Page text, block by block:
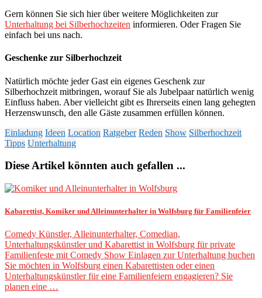
Gern können Sie sich hier über weitere Möglichkeiten zur
Unterhaltung bei Silberhochzeiten informieren. Oder Fragen Sie
einfach bei uns nach.
Geschenke zur Silberhochzeit
Natürlich möchte jeder Gast ein eigenes Geschenk zur
Silberhochzeit mitbringen, worauf Sie als Jubelpaar natürlich wenig
Einfluss haben. Aber vielleicht gibt es Ihrerseits einen lang gehegten
Herzenswunsch, den alle Gäste zusammen erfüllen können.
Einladung Ideen Location Ratgeber Reden Show Silberhochzeit
Tipps Unterhaltung
Diese Artikel könnten auch gefallen ...
Kabarettist, Komiker und Alleinunterhalter in Wolfsburg für Familienfeier
Comedy Künstler, Alleinunterhalter, Comedian,
Unterhaltungskünstler und Kabarettist in Wolfsburg für private
Familienfeste mit Comedy Show Einlagen zur Unterhaltung buchen
Sie möchten in Wolfsburg einen Kabarettisten oder einen
Unterhaltungskünstler für eine Familienfeiern engagieren? Sie
planen eine …